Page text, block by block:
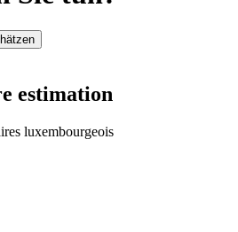
estimation
luxembourgeois